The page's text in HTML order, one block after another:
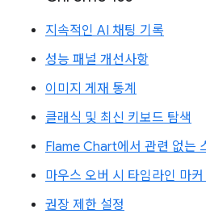
지속적인 AI 채팅 기록
성능 패널 개선사항
이미지 게재 통계
클래식 및 최신 키보드 탐색
Flame Chart에서 관련 없는
마우스 오버 시 타임라인 마
권장 제한 설정